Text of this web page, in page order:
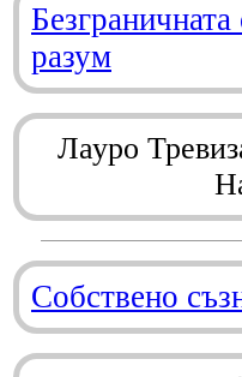
разум
Лауро
Собствено